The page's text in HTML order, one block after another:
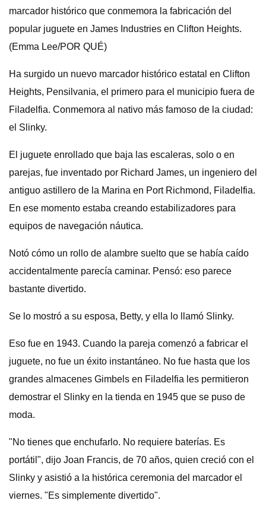
marcador histórico que conmemora la fabricación del
popular juguete en James Industries en Clifton Heights.
(Emma Lee/POR QUÉ)
Ha surgido un nuevo marcador histórico estatal en Clifton
Heights, Pensilvania, el primero para el municipio fuera de
Filadelfia. Conmemora al nativo más famoso de la ciudad:
el Slinky.
El juguete enrollado que baja las escaleras, solo o en
parejas, fue inventado por Richard James, un ingeniero del
antiguo astillero de la Marina en Port Richmond, Filadelfia.
En ese momento estaba creando estabilizadores para
equipos de navegación náutica.
Notó cómo un rollo de alambre suelto que se había caído
accidentalmente parecía caminar. Pensó: eso parece
bastante divertido.
Se lo mostró a su esposa, Betty, y ella lo llamó Slinky.
Eso fue en 1943. Cuando la pareja comenzó a fabricar el
juguete, no fue un éxito instantáneo. No fue hasta que los
grandes almacenes Gimbels en Filadelfia les permitieron
demostrar el Slinky en la tienda en 1945 que se puso de
moda.
"No tienes que enchufarlo. No requiere baterías. Es
portátil", dijo Joan Francis, de 70 años, quien creció con el
Slinky y asistió a la histórica ceremonia del marcador el
viernes. "Es simplemente divertido".